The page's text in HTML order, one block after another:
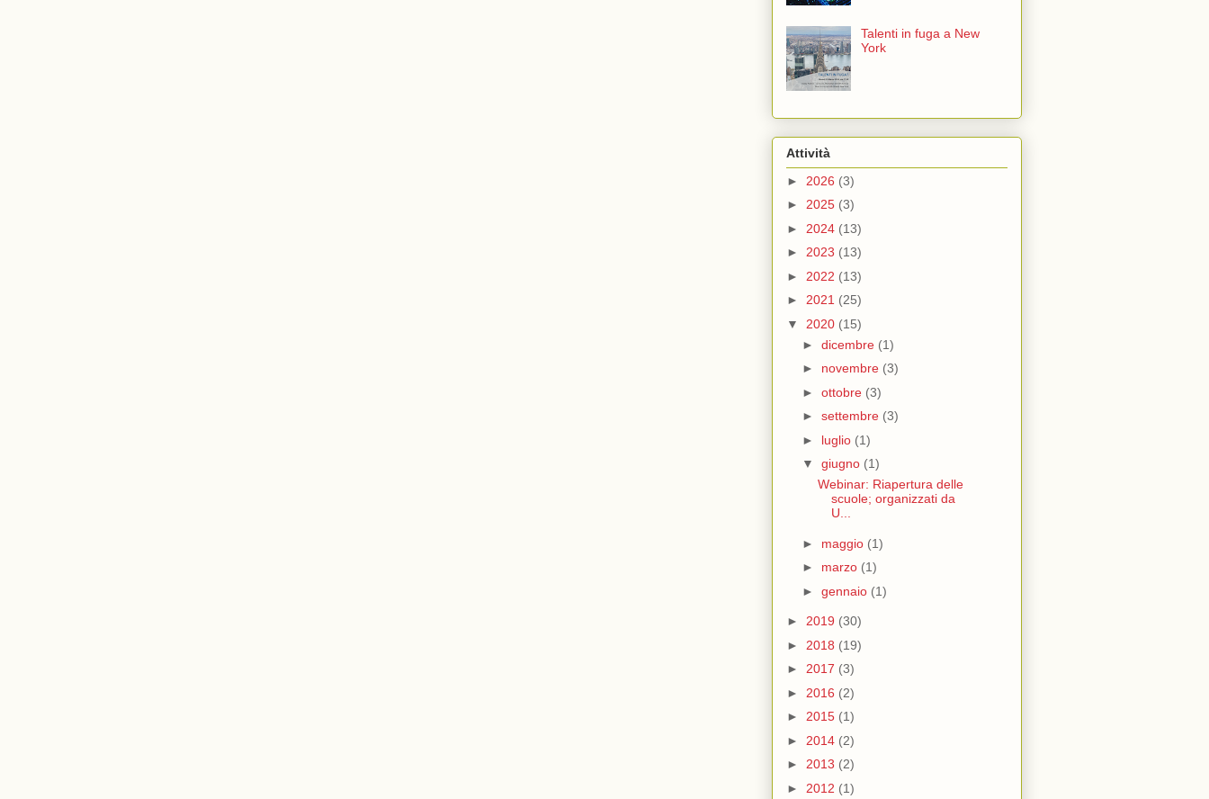
Talenti in fuga a New
York
Attività
► 2026 (3)
► 2025 (3)
► 2024 (13)
► 2023 (13)
► 2022 (13)
► 2021 (25)
▼ 2020 (15)
► dicembre (1)
► novembre (3)
► ottobre (3)
► settembre (3)
► luglio (1)
▼ giugno (1)
Webinar: Riapertura delle
scuole; organizzati da
U...
► maggio (1)
► marzo (1)
► gennaio (1)
► 2019 (30)
► 2018 (19)
► 2017 (3)
► 2016 (2)
► 2015 (1)
► 2014 (2)
► 2013 (2)
► 2012 (1)